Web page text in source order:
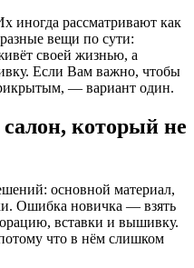
иногда рассматривают как
вещи по сути:
своей жизнью, а
Если Вам важно, чтобы
— вариант один.
который не
основной материал,
Ошибка новичка — взять
вставки и вышивку.
что в нём слишком